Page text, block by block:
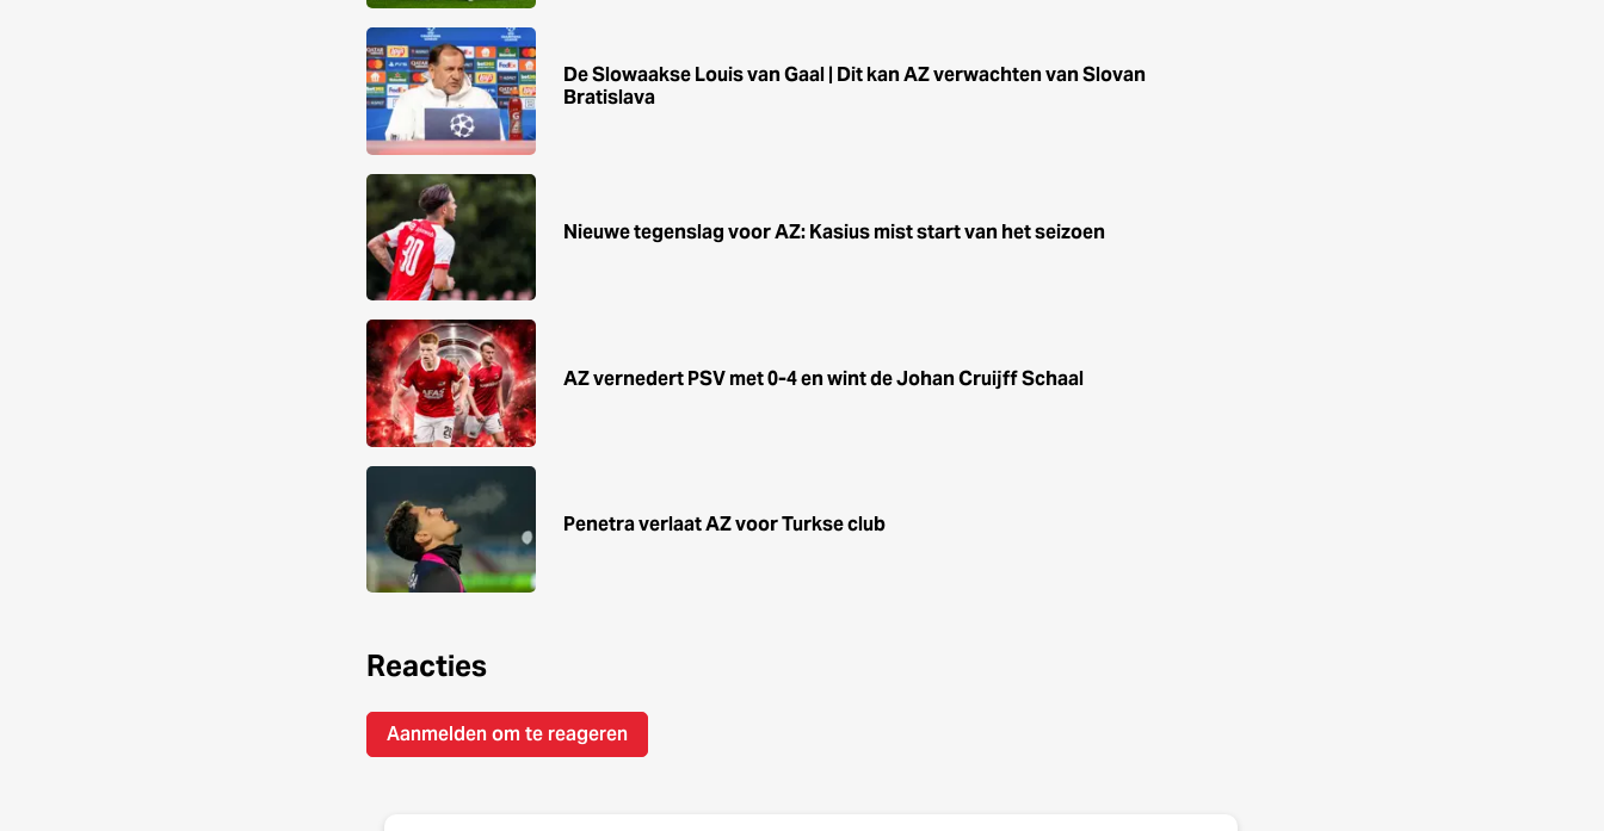
De Slowaakse Louis van Gaal | Dit kan AZ verwachten van Slovan
Bratislava
Nieuwe tegenslag voor AZ: Kasius mist start van het seizoen
AZ vernedert PSV met 0-4 en wint de Johan Cruijff Schaal
Penetra verlaat AZ voor Turkse club
Reacties
Aanmelden om te reageren